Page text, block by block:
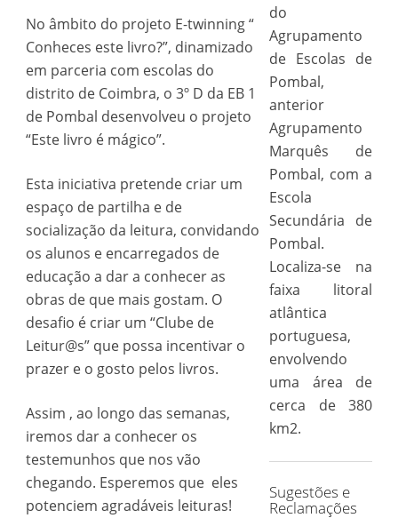
No âmbito do projeto E-twinning “
Conheces este livro?”, dinamizado
em parceria com escolas do
distrito de Coimbra, o 3º D da EB 1
de Pombal desenvolveu o projeto
“Este livro é mágico”.
Esta iniciativa pretende criar um
espaço de partilha e de
socialização da leitura, convidando
os alunos e encarregados de
educação a dar a conhecer as
obras de que mais gostam. O
desafio é criar um “Clube de
Leitur@s” que possa incentivar o
prazer e o gosto pelos livros.
Assim , ao longo das semanas,
iremos dar a conhecer os
testemunhos que nos vão
chegando. Esperemos que eles
potenciem agradáveis leituras!
do
Agrupamento
de Escolas de
Pombal,
anterior
Agrupamento
Marquês de
Pombal, com a
Escola
Secundária de
Pombal.
Localiza-se na
faixa litoral
atlântica
portuguesa,
envolvendo
uma área de
cerca de 380
km2.
Sugestões e
Reclamações